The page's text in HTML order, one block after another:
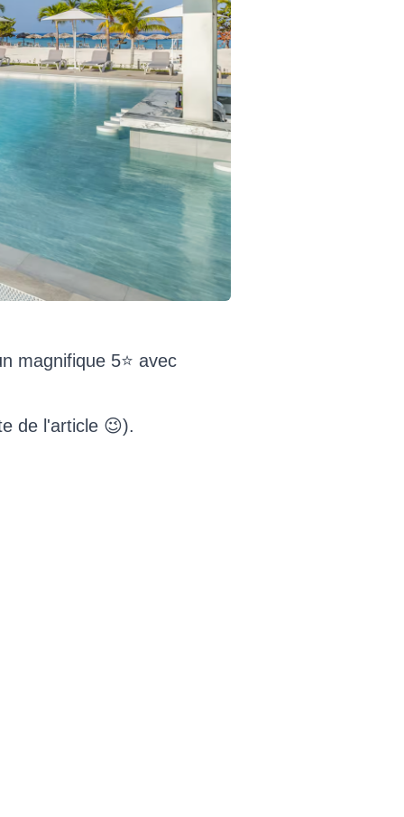
magnifique 5⭐️ avec
de l'article 😉).